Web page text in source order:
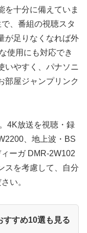
を十分に備えていま
、番組の視聴スタ
が足りなくなれば外
使用にも対応でき
いやすく、パナソニ
部屋ジャンプリンク
4K放送を視聴・録
、地上波・BS
ーガ DMR-2W102
スを考慮して、自分
い。
すすめ10選も見る